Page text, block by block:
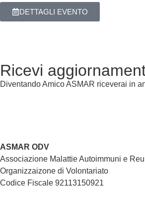
DETTAGLI EVENTO
Ricevi
Diventando Amico ASMAR riceverai in
ASMAR ODV
Associazione Malattie Autoimmuni e
Organizzaizone di Volontariato
Codice Fiscale 92113150921